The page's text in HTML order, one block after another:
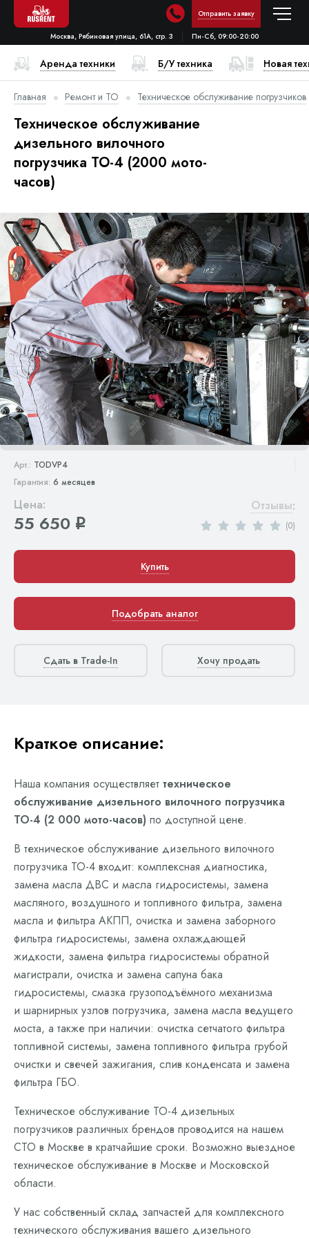
Отправить заявку
Москва, Рябиновая улица, 61А, стр. 3 Пн-Сб, 09:00-20:00
Аренда техники Б/У техника Новая
Главная Ремонт и ТО Техническое обслуживание погрузчиков
Техническое обслуживание
дизельного вилочного
погрузчика ТО-4 (2000 мото-
часов)
Арт.: TODVP4
Гарантия: 6 месяцев
Цена:
55 650 q
Отзывы:
(0)
Купить
Подобрать аналог
Сдать в Trade-In Хочу продать
Краткое описание:
Наша компания осуществляет техническое
обслуживание дизельного вилочного погрузчика
ТО-4 (2 000 мото-часов) по доступной цене.
В техническое обслуживание дизельного вилочного
погрузчика ТО-4 входит: комплексная диагностика,
замена масла ДВС и масла гидросистемы, замена
масляного, воздушного и топливного фильтра, замена
масла и фильтра АКПП, очистка и замена заборного
фильтра гидросистемы, замена охлаждающей
жидкости, замена фильтра гидросистемы обратной
магистрали, очистка и замена сапуна бака
гидросистемы, смазка грузоподъёмного механизма
и шарнирных узлов погрузчика, замена масла ведущего
моста, а также при наличии: очистка сетчатого фильтра
топливной системы, замена топливного фильтра грубой
очистки и свечей зажигания, слив конденсата и замена
фильтра ГБО.
Техническое обслуживание ТО-4 дизельных
погрузчиков различных брендов проводится на нашем
СТО в Москве в кратчайшие сроки. Возможно выездное
техническое обслуживание в Москве и Московской
области.
У нас собственный склад запчастей для комплексного
технического обслуживания вашего дизельного